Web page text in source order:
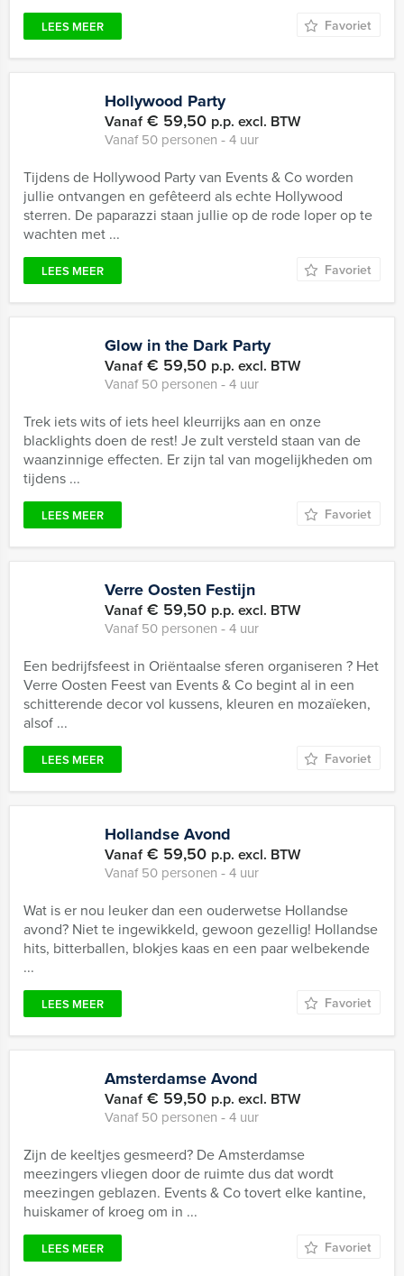
LEES MEER Favoriet
Hollywood Party
Vanaf€ 59,50 p.p. excl. BTW
Vanaf 50 personen ‐ 4 uur
Tijdens de Hollywood Party van Events & Co worden
jullie ontvangen en gefêteerd als echte Hollywood
sterren. De paparazzi staan jullie op de rode loper op te
wachten met ...
LEES MEER Favoriet
Glow in the Dark Party
Vanaf€ 59,50 p.p. excl. BTW
Vanaf 50 personen ‐ 4 uur
Trek iets wits of iets heel kleurrijks aan en onze
blacklights doen de rest! Je zult versteld staan van de
waanzinnige effecten. Er zijn tal van mogelijkheden om
tijdens ...
LEES MEER Favoriet
Verre Oosten Festijn
Vanaf€ 59,50 p.p. excl. BTW
Vanaf 50 personen ‐ 4 uur
Een bedrijfsfeest in Oriëntaalse sferen organiseren ? Het
Verre Oosten Feest van Events & Co begint al in een
schitterende decor vol kussens, kleuren en mozaïeken,
alsof ...
LEES MEER Favoriet
Hollandse Avond
Vanaf€ 59,50 p.p. excl. BTW
Vanaf 50 personen ‐ 4 uur
Wat is er nou leuker dan een ouderwetse Hollandse
avond? Niet te ingewikkeld, gewoon gezellig! Hollandse
hits, bitterballen, blokjes kaas en een paar welbekende
...
LEES MEER Favoriet
Amsterdamse Avond
Vanaf€ 59,50 p.p. excl. BTW
Vanaf 50 personen ‐ 4 uur
Zijn de keeltjes gesmeerd? De Amsterdamse
meezingers vliegen door de ruimte dus dat wordt
meezingen geblazen. Events & Co tovert elke kantine,
huiskamer of kroeg om in ...
LEES MEER Favoriet